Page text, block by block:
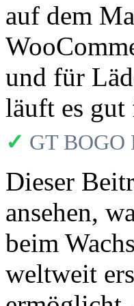
auf dem
und für
läuft es
✓ GT BOGO
Dieser
ansehen,
beim
weltweit